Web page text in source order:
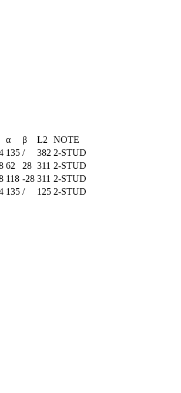
α β L2 NOTE
135 / 382 2-STUD
62 28 311 2-STUD
118 -28 311 2-STUD
135 / 125 2-STUD